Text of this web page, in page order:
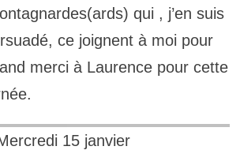
qui , j’en suis
ce joignent à moi pour
merci à Laurence pour cette
15 janvier